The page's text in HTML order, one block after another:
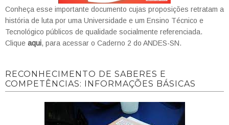
Conheça esse importante documento cujas proposições retratam a
história de luta por uma Universidade e um Ensino Técnico e
Tecnológico públicos de qualidade socialmente referenciada.
Clique aqui, para acessar o Caderno 2 do ANDES-SN.
RECONHECIMENTO DE SABERES E
COMPETÊNCIAS: INFORMAÇÕES BÁSICAS